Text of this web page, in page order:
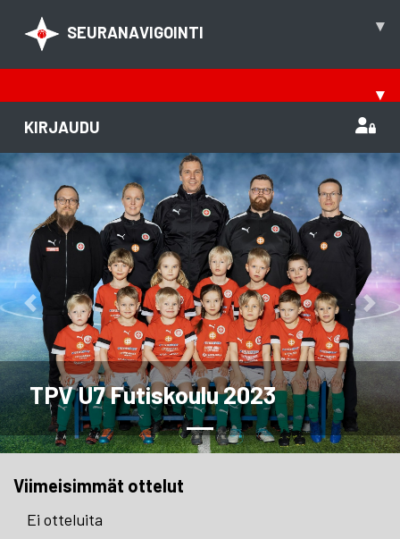
SEURANAVIGOINTI ▾
▾
KIRJAUDU
TPV U7 Futiskoulu 2023
Previous
Viimeisimmät ottelut
Ei otteluita